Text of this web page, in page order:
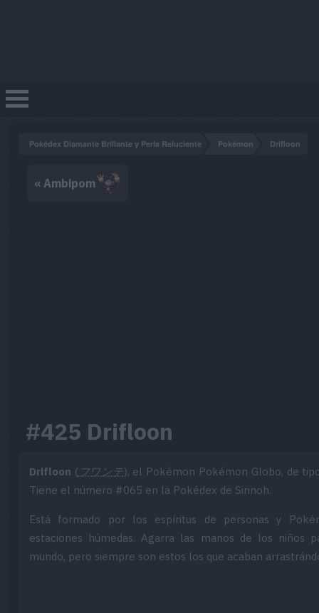
Pokédex Diamante Brillante y Perla Reluciente Pokémon Drifloon
« Ambipom
#425 Drifloon
Drifloon ( フワンテ), el Pokémon Pokémon Globo, de
Tiene el número #065 en la Pokédex de Sinnoh.
Está formado por los espíritus de personas y
estaciones húmedas. Agarra las manos de los niños
mundo, pero siempre son estos los que acaban